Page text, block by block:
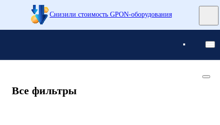
Понятно
Все фильтры
Снизили стоимость GPON-оборудования